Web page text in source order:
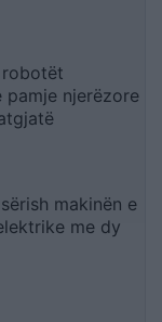
robotët
pamje njerëzore
makinën e
me dy